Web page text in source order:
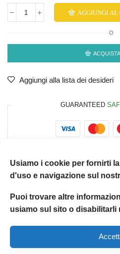
Usiamo i cookie per fornirti
d'uso e navigazione sul
Puoi trovare altre
usiamo sul sito o disabilitarli
AGGIUNGI AL
O
Aggiungi alla lista dei desideri
GUARANTEED
Il tuo pagamento è
Codice articolo:21530
Categoria:Humpet Store
Etichetta: Record
Condividere: